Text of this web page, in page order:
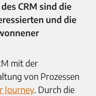
CRM sind die
und die
mit der
von Prozessen
Journey. Durch die